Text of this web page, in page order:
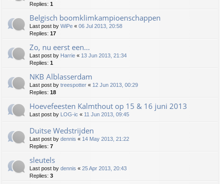
Replies: 1
Belgisch boomklimkampioenschappen
Last post by WiPe « 06 Jul 2013, 20:58
Replies: 17
Zo, nu eerst een...
Last post by Harrie « 13 Jun 2013, 21:34
Replies: 1
NKB Alblasserdam
Last post by treespotter « 12 Jun 2013, 00:29
Replies: 18
Hoevefeesten Kalmthout op 15 & 16 juni 2013
Last post by LOG-ic « 11 Jun 2013, 09:45
Duitse Wedstrijden
Last post by dennis « 14 May 2013, 21:22
Replies: 7
sleutels
Last post by dennis « 25 Apr 2013, 20:43
Replies: 3